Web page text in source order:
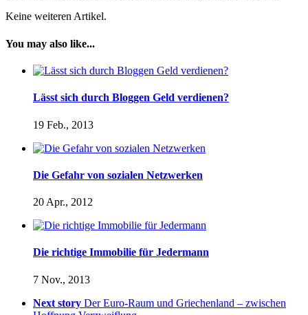
Keine weiteren Artikel.
You may also like...
Lässt sich durch Bloggen Geld verdienen?
19 Feb., 2013
Die Gefahr von sozialen Netzwerken
20 Apr., 2012
Die richtige Immobilie für Jedermann
7 Nov., 2013
Next story Der Euro-Raum und Griechenland – zwischen